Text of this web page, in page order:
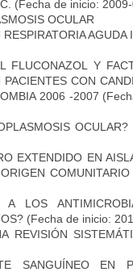
(Fecha de inicio:
OCULAR
AGUDA
FLUCONAZOL Y
CON
2006 -2007
OCULAR?
EXTENDIDO EN
COMUNITARIO
LOS
(Fecha de inicio:
REVISIÓN
SANGUÍNEO EN